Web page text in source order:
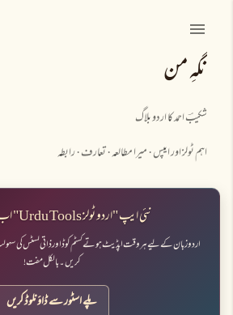
نگہِ من
شکیبؔ احمد کا اردو بلاگ
اہم ٹولز اور ایپس میرا مطالعہ تعارف رابطہ
نئی ایپ "اردو ٹولز Urdu Tools" اب پلے اسٹور پر
اردو زبان کے لیے ہر وقت اپڈیٹ ہوتے کسٹم کوڈ اور ذاتی لسٹس کی
کریں۔ بالکل مفت!
پلے اسٹور سے ڈاؤنلوڈ کریں